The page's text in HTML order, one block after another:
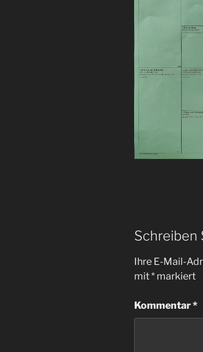
Schreiben
Ihre E-Mail-
mit* markiert
Kommentar*